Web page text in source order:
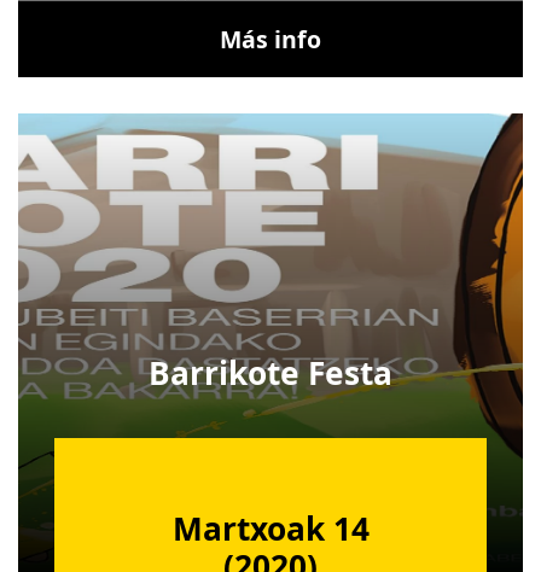
Más info
Barrikote Festa
Martxoak 14